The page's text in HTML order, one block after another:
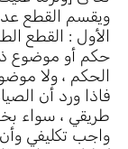
ويقسم القطع
الأول : القطع
حكم أو موضوع
الحكم ، ولا
فاذا ورد أن
طريقي ، سواء
واجب تكليفي وأن